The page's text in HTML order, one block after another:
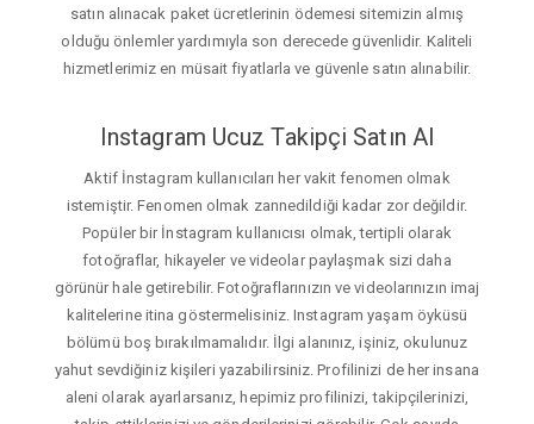
satın alınacak paket ücretlerinin ödemesi sitemizin almış
olduğu önlemler yardımıyla son derecede güvenlidir. Kaliteli
hizmetlerimiz en müsait fiyatlarla ve güvenle satın alınabilir.
Instagram Ucuz Takipçi Satın Al
Aktif İnstagram kullanıcıları her vakit fenomen olmak
istemiştir. Fenomen olmak zannedildiği kadar zor değildir.
Popüler bir İnstagram kullanıcısı olmak, tertipli olarak
fotoğraflar, hikayeler ve videolar paylaşmak sizi daha
görünür hale getirebilir. Fotoğraflarınızın ve videolarınızın imaj
kalitelerine itina göstermelisiniz. Instagram yaşam öyküsü
bölümü boş bırakılmamalıdır. İlgi alanınız, işiniz, okulunuz
yahut sevdiğiniz kişileri yazabilirsiniz. Profilinizi de her insana
aleni olarak ayarlarsanız, hepimiz profilinizi, takipçilerinizi,